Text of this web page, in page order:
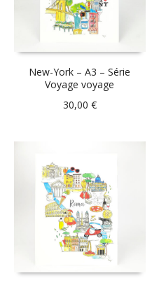
New-York – A3 – Série
Voyage voyage
30,00 €